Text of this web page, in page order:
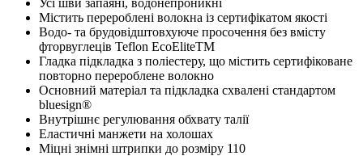
Усі шви запаяні, водонепроникні
Містить перероблені волокна із сертифікатом якості
Водо- та брудовідштовхуюче просочення без вмісту
фторвуглеців Teflon EcoEliteTM
Гладка підкладка з поліестеру, що містить сертифіковане
повторно перероблене волокно
Основний матеріал та підкладка схвалені стандартом
bluesign®
Внутрішнє регулювання обхвату талії
Еластичні манжети на холошах
Міцні знімні штрипки до розміру 110